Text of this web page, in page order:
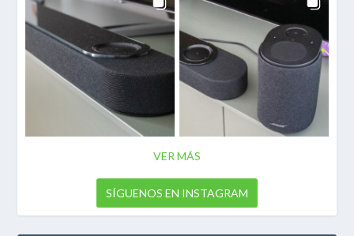
VER MÁS
SÍGUENOS EN INSTAGRAM